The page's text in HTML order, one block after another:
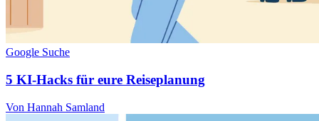
Google Suche
5 KI-Hacks für eure Reiseplanung
Von Hannah Samland